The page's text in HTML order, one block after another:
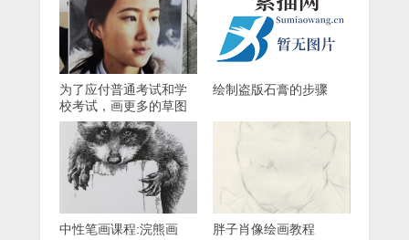
为了应付普通考试和学
校考试，画更多的草图
和照片。
绘制盗版石膏的步骤
中性笔画课程:浣熊画 胖子肖像绘画教程